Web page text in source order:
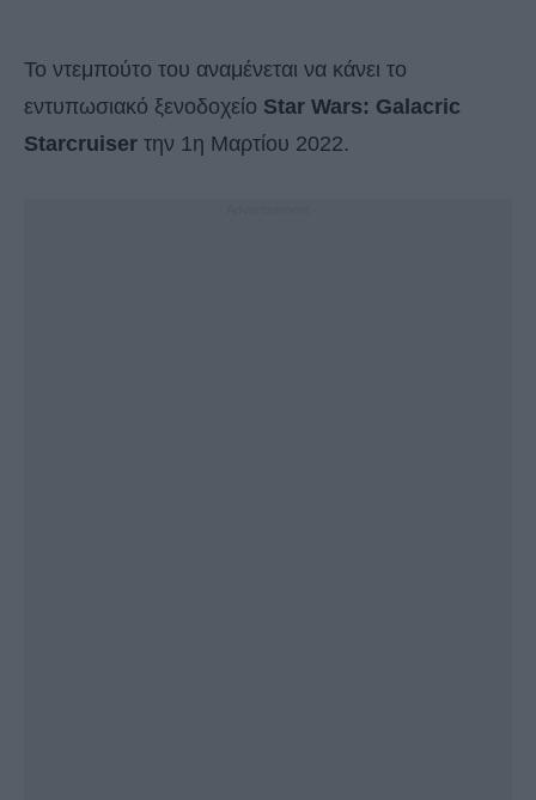
Το ντεμπούτο του αναμένεται να κάνει το
εντυπωσιακό ξενοδοχείο Star Wars: Galacric
Starcruiser την 1η Μαρτίου 2022.